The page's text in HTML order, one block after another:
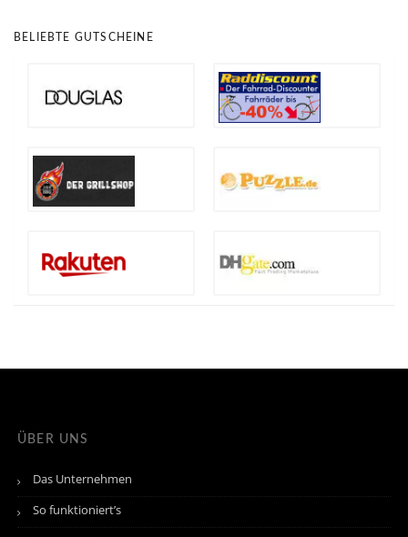
BELIEBTE GUTSCHEINE
ÜBER UNS
Das Unternehmen
So funktioniert’s